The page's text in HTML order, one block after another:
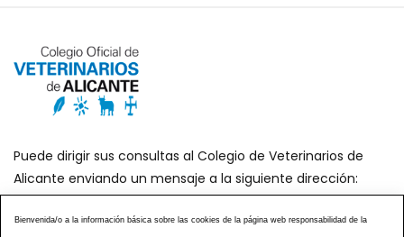
Puede dirigir sus consultas al Colegio de Veterinarios de
Alicante enviando un mensaje a la siguiente dirección:
secretaria@icoval.org
Bienvenida/o a la información básica sobre las cookies de la página web responsabilidad de la